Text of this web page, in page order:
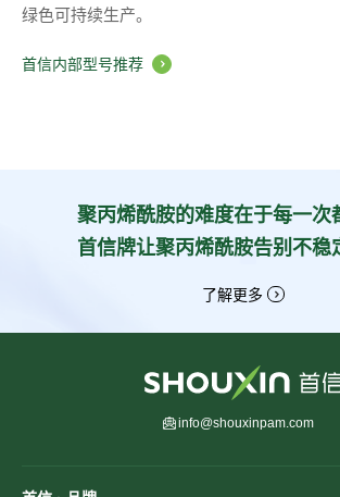
绿色可持续生产。
首信内部型号推荐
聚丙烯酰胺的难度在于每一次
首信牌让聚丙烯酰胺告别不稳
了解更多
info@shouxinpam.com